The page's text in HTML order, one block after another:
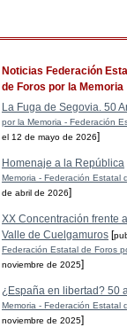
Noticias Federación
de Foros por la Memoria
La Fuga de Segovia. 50
por la Memoria - Federación
el 12 de mayo de 2026]
Homenaje a la República
Memoria - Federación Estatal
de abril de 2026]
XX Concentración frente
Valle de Cuelgamuros [
Federación Estatal de Foros
noviembre de 2025]
¿España en libertad? 50
Memoria - Federación Estatal
noviembre de 2025]